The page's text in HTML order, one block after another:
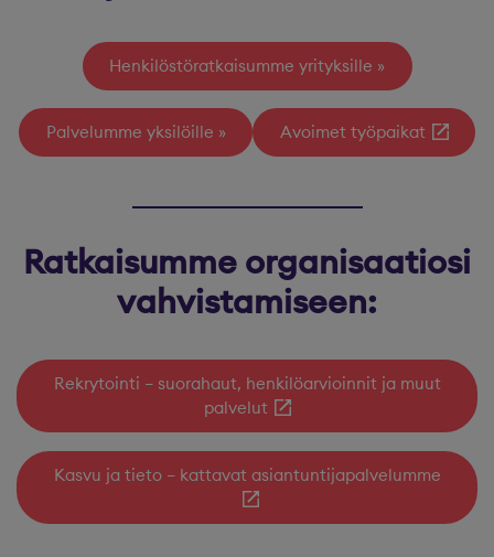
Henkilöstöratkaisumme yrityksille
Palvelumme yksilöille Avoimet työpaikat
Ratkaisumme organisaatiosi
vahvistamiseen:
Rekrytointi – suorahaut, henkilöarvioinnit ja muut
palvelut
Kasvu ja tieto – kattavat asiantuntijapalvelumme